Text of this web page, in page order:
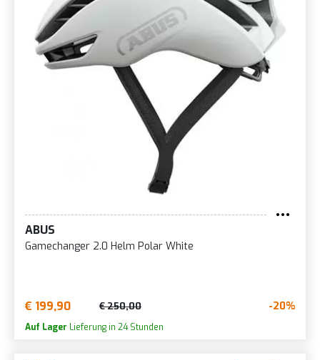
ABUS
Gamechanger 2.0 Helm Polar White
€ 199,90 € 250,00 -20%
Auf Lager Lieferung in 24 Stunden